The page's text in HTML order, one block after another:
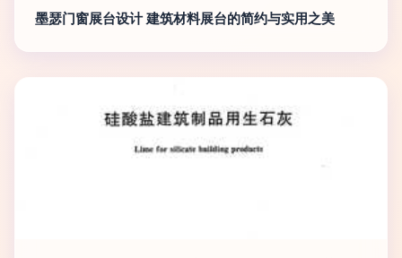
墨瑟门窗展台设计 建筑材料展台的简约与实用之美